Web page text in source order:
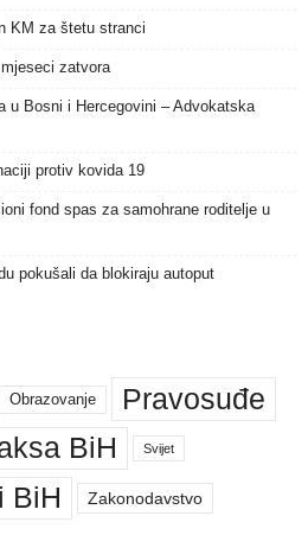
KM za štetu stranci
zatvora
u Bosni i Hercegovini – Advokatska
protiv kovida 19
fond spas za samohrane roditelje u
pokušali da blokiraju autoput
Obrazovanje Pravosuđe
BiH Svijet
BiH Zakonodavstvo